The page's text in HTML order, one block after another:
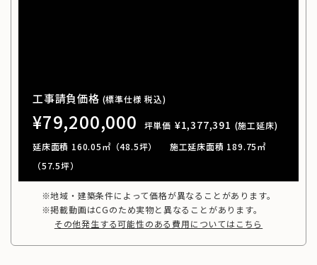
工事請負価格 (標準仕様 税込)
¥79,200,000 坪単価 ¥1,377,391 (施工延床)
延床面積 160.05㎡（48.5坪）
施工延床面積 189.75㎡
（57.5坪）
※地域・建築条件によって価格が異なることがあります。
※掲載動画はCGのため実物と異なることがあります。
その他発生する可能性のある費用についてはこちら